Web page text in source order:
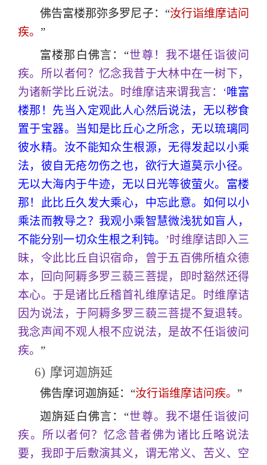
佛告富楼那弥多罗尼子：“汝行诣维摩诘问
疾。 ”
富楼那白佛言：“世尊！我不堪任诣彼问
疾。所以者何？忆念我昔于大林中在一树下，
为诸新学比丘说法。时维摩诘来谓我言：‘唯富
楼那！先当入定观此人心然后说法，无以秽食
置于宝器。当知是比丘心之所念，无以琉璃同
彼水精。汝不能知众生根源，无得发起以小乘
法，彼自无疮勿伤之也，欲行大道莫示小径。
无以大海内于牛迹，无以日光等彼萤火。富楼
那！此比丘久发大乘心，中忘此意。如何以小
乘法而教导之？我观小乘智慧微浅犹如盲人，
不能分别一切众生根之利钝。 ’时维摩诘即入三
昧，令此比丘自识宿命，曾于五百佛所植众德
本，回向阿耨多罗三藐三菩提，即时豁然还得
本心。于是诸比丘稽首礼维摩诘足。时维摩诘
因为说法，于阿耨多罗三藐三菩提不复退转。
我念声闻不观人根不应说法，是故不任诣彼问
疾。 ”
6) 摩诃迦旃延
佛告摩诃迦旃延：“汝行诣维摩诘问疾。 ”
迦旃延白佛言：“世尊。我不堪任诣彼问
疾。所以者何？忆念昔者佛为诸比丘略说法
要，我即于后敷演其义，谓无常义、苦义、空